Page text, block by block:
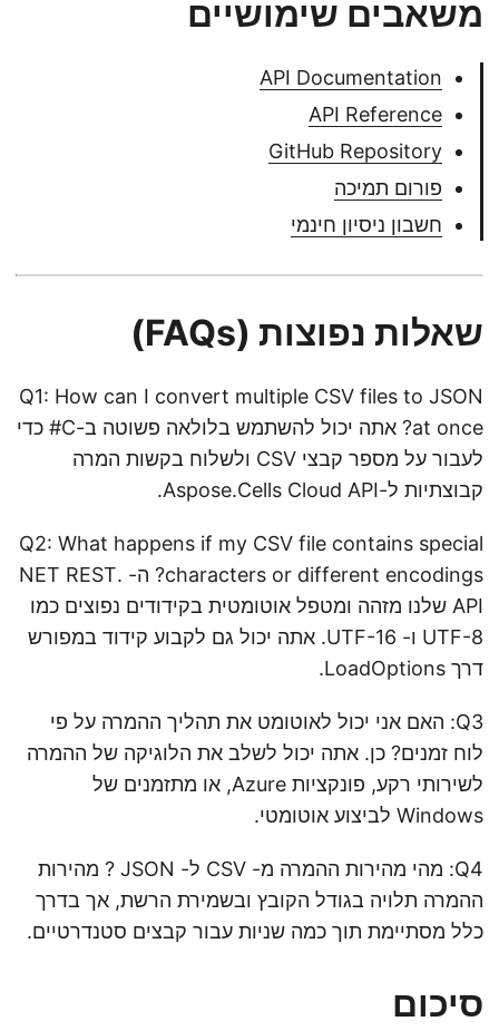
משאבים שימושיים
API Documentation
API Reference
GitHub Repository
פורום תמיכה
חשבון ניסיון חינמי
שאלות נפוצות (FAQs)
Q1: How can I convert multiple CSV files to JSON
at once? אתה יכול להשתמש בלולאה פשוטה ב-C# כדי
לעבור על מספר קבצי CSV ולשלוח בקשות המרה
קבוצתיות ל-Aspose.Cells Cloud API.
Q2: What happens if my CSV file contains special
characters or different encodings? ה- .NET REST
API שלנו מזהה ומטפל אוטומטית בקידודים נפוצים כמו
UTF-8 ו- UTF-16. אתה יכול גם לקבוע קידוד במפורש
דרך LoadOptions.
Q3: האם אני יכול לאוטומט את תהליך ההמרה על פי
לוח זמנים? כן. אתה יכול לשלב את הלוגיקה של ההמרה
לשירותי רקע, פונקציות Azure, או מתזמנים של
Windows לביצוע אוטומטי.
Q4: מהי מהירות ההמרה מ- CSV ל- JSON ? מהירות
ההמרה תלויה בגודל הקובץ ובשמירת הרשת, אך בדרך
כלל מסתיימת תוך כמה שניות עבור קבצים סטנדרטיים.
סיכום